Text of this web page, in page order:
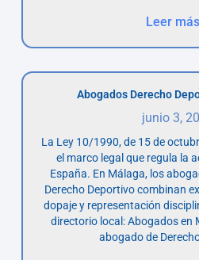
Leer
Abogados Derecho
junio 3,
La Ley 10/1990, de 15 de
el marco legal que regula la
España. En Málaga, los
Derecho Deportivo combinan
dopaje y representación
directorio local: Abogados en
abogado de